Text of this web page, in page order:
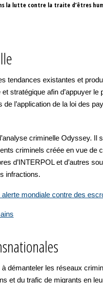
la lutte contre la traite d’êtres
tendances existantes et
stratégique afin d’appuyer le
l’application de la loi des
criminelle Odyssey. Il
criminels créée en vue de
d’INTERPOL et d’autres
infractions.
mondiale contre des
démanteler les réseaux
et du trafic de migrants en